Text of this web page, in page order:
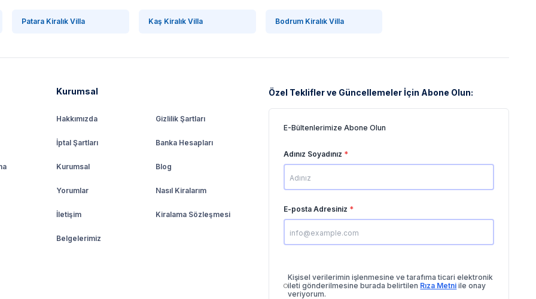
Patara Kiralık Villa Kaş Kiralık Villa Bodrum Kiralık Villa
Kurumsal
Hakkımızda Gizlilik Şartları
İptal Şartları Banka Hesapları
Kurumsal Blog
Yorumlar Nasıl Kiralarım
İletişim Kiralama Sözleşmesi
Belgelerimiz
Özel Teklifler ve Güncellemeler İçin Abone Olun:
E-Bültenlerimize Abone Olun
Adınız Soyadınız *
E-posta Adresiniz *
Kişisel verilerimin işlenmesine ve tarafıma ticari elektronik
ileti gönderilmesine burada belirtilen Rıza Metni ile onay
veriyorum.